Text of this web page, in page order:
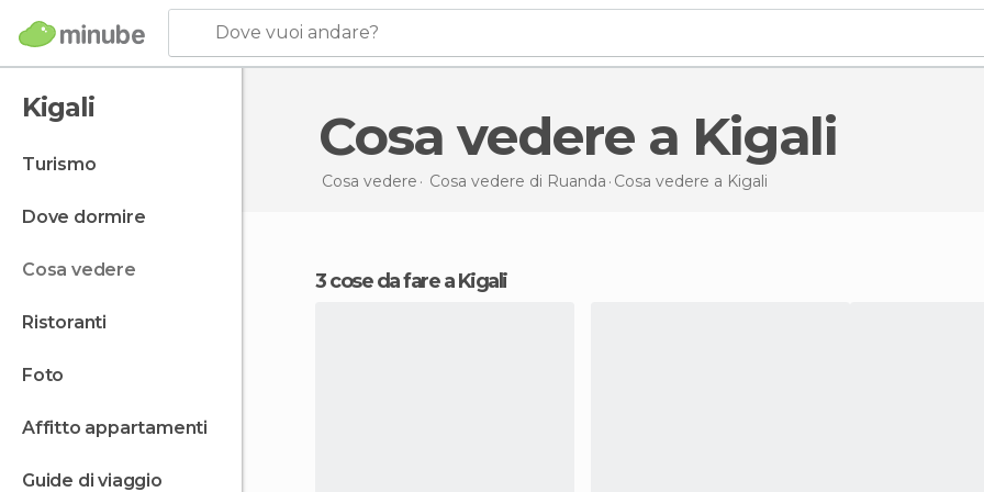
Dove vuoi andare?
Kigali
turismo
dove dormire
cosa vedere
ristoranti
foto
affitto appartamenti
guide di viaggio
Cosa vedere a Kigali
Cosa vedere Cosa vedere di Ruanda Cosa vedere a Kigali
3 cose da fare a Kigali